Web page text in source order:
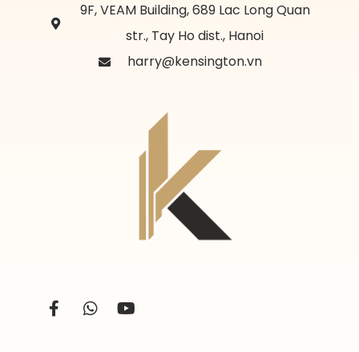
9F, VEAM Building, 689 Lac Long Quan
str., Tay Ho dist., Hanoi
harry@kensington.vn